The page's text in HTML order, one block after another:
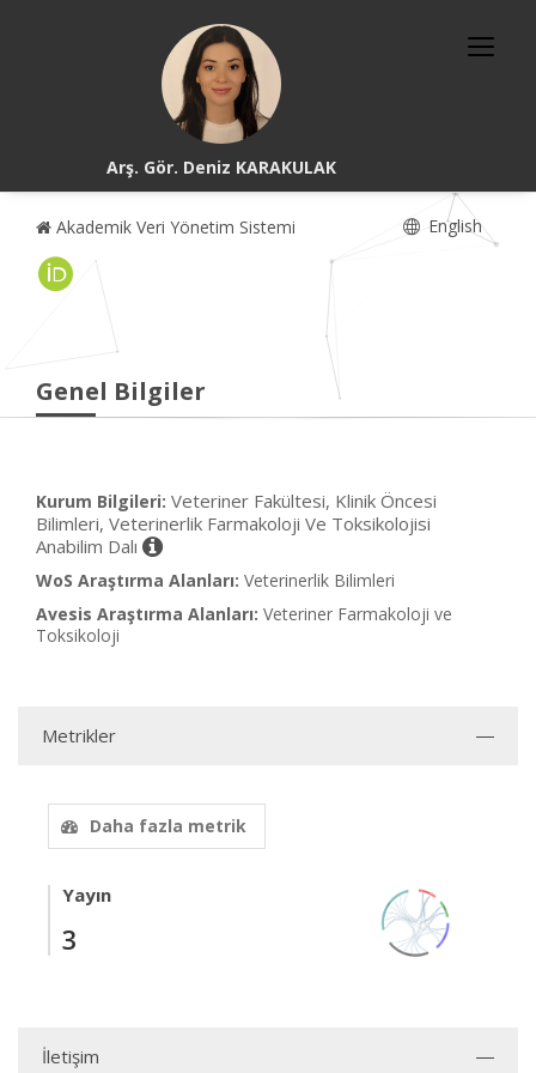
Arş. Gör. Deniz KARAKULAK
Akademik Veri Yönetim Sistemi English
Genel Bilgiler
Kurum Bilgileri: Veteriner Fakültesi, Klinik Öncesi
Bilimleri, Veterinerlik Farmakoloji Ve Toksikolojisi
Anabilim Dalı
WoS Araştırma Alanları: Veterinerlik Bilimleri
Avesis Araştırma Alanları: Veteriner Farmakoloji ve
Toksikoloji
Metrikler
Daha fazla metrik
Yayın
3
İletişim